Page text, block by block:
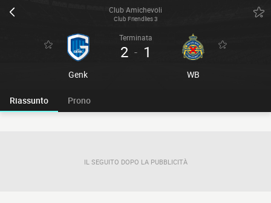
Club Amichevoli
Club Friendlies 3
Genk
Terminata
2 - 1
WB
Riassunto Prono
IL SEGUITO DOPO LA PUBBLICITÀ